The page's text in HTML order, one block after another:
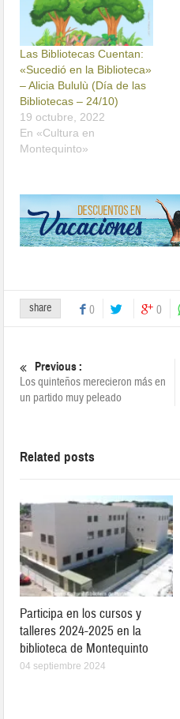
Las Bibliotecas Cuentan:
«Sucedió en la Biblioteca»
– Alicia Bululù (Día de las
Bibliotecas – 24/10)
19 octubre, 2022
En «Cultura en
Montequinto»
share 0 0
Previous :
Los quinteños merecieron más en
un partido muy peleado
Related posts
Participa en los cursos y
talleres 2024-2025 en la
biblioteca de Montequinto
04 septiembre 2024